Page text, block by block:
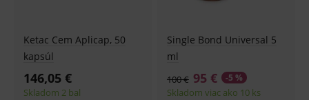
Ketac Cem Aplicap, 50
kapsúl
146,05 €
Skladom 2 bal
Single Bond Universal 5
ml
95 €
100 € -5 %
Skladom viac ako 10 ks